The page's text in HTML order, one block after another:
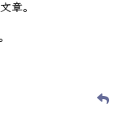
章。